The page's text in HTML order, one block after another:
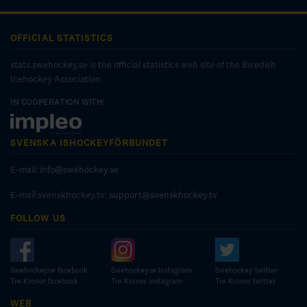
OFFICIAL STATISTICS
stats.swehockey.se is the official statistics web site of the Swedish
Icehockey Association.
IN COOPERATION WITH:
SVENSKA ISHOCKEYFÖRBUNDET
E-mail: info@swehockey.se
E-mail:svenskhockey.tv: support@svenskhockey.tv
FOLLOW US
Swehockeyse facebook
Tre Kronor facebook
Swehockeyse Instagram
Tre Kronor instagram
Swehockey twitter
Tre Kronor twitter
WEB